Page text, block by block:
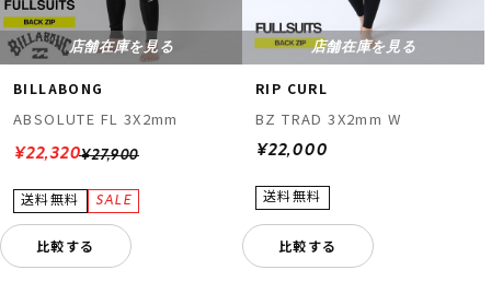
店舗在庫を見る
BILLABONG
ABSOLUTE FL 3X2mm
¥27,900
¥22,320
比較する
店舗在庫を見る
RIP CURL
BZ TRAD 3X2mm W
¥22,000
比較する